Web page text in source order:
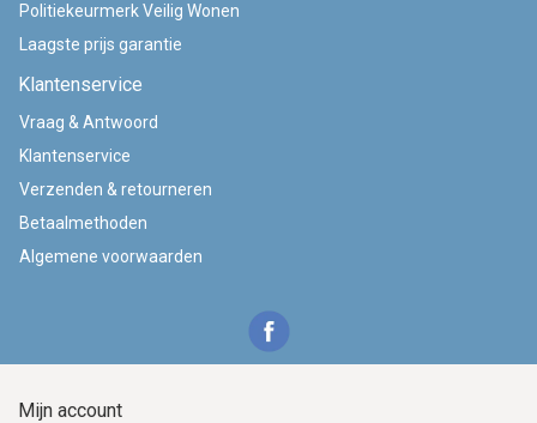
Politiekeurmerk Veilig Wonen
Laagste prijs garantie
Klantenservice
Vraag & Antwoord
Klantenservice
Verzenden & retourneren
Betaalmethoden
Algemene voorwaarden
Mijn account